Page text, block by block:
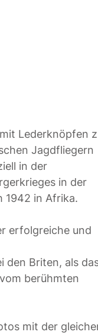
Lederknöpfen
Jagdfliegern
in der
in der
1942 in Afrika.
erfolgreiche und
den Briten, als
berühmten
mit der